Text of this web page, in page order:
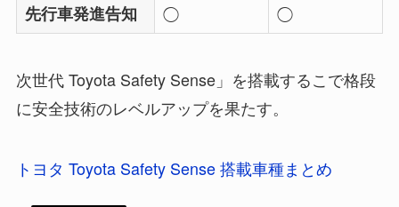
先行車発進告知 ◯ ◯
次世代 Toyota Safety Sense」を搭載するこで格段
に安全技術のレベルアップを果たす。
トヨタ Toyota Safety Sense 搭載車種まとめ